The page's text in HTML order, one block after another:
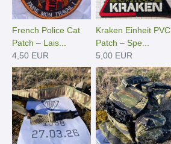
French Police Cat
Patch – Lais...
4,50 EUR
Kraken Einheit PVC
Patch – Spe...
5,00 EUR